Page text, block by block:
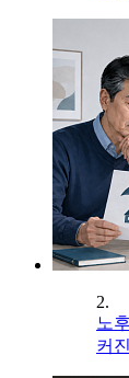
2.
노
커